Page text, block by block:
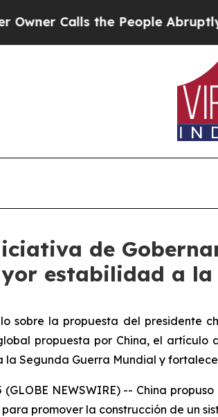
the People Abruptly Laid
de
estabilidad a
sobre la propuesta del presidente
propuesta por China, el
la Segunda Guerra Mundial y
(GLOBE NEWSWIRE) -- China
promover la construcción de un